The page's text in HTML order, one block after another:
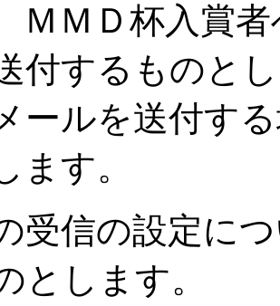
ＭＭＤ杯入賞
付するものと
ールを送付す
ます。
受信の設定に
とします。